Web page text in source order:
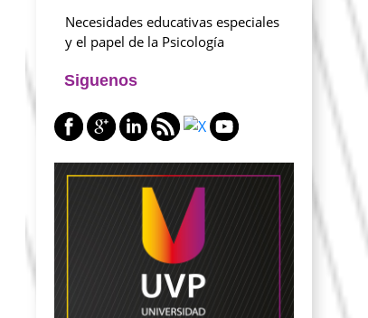
Necesidades educativas especiales
y el papel de la Psicología
Siguenos